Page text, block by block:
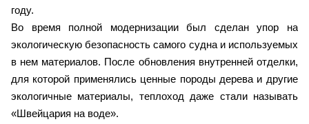
году.
Во время полной модернизации был сделан упор на
экологическую безопасность самого судна и используемых
в нем материалов. После обновления внутренней отделки,
для которой применялись ценные породы дерева и другие
экологичные материалы, теплоход даже стали называть
«Швейцария на воде».